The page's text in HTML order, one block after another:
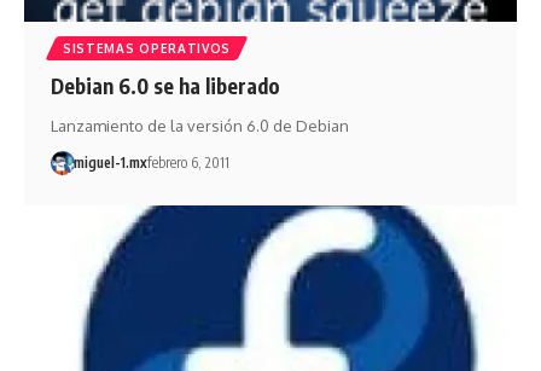
SISTEMAS OPERATIVOS
Debian 6.0 se ha liberado
Lanzamiento de la versión 6.0 de Debian
miguel-1.mxfebrero 6, 2011